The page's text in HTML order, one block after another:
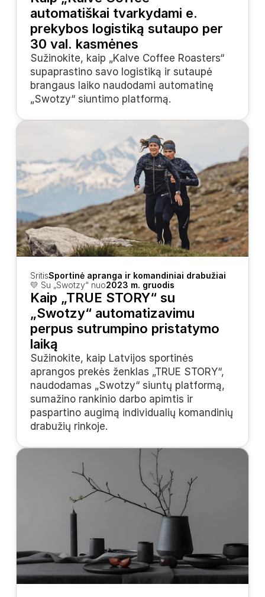
automatiškai tvarkydami e.
prekybos logistiką sutaupo per
30 val. kasmėnes
Sužinokite, kaip „Kalve Coffee Roasters“
supaprastino savo logistiką ir sutaupė
brangaus laiko naudodami automatinę
„Swotzy“ siuntimo platformą.
SritisSportinė apranga ir komandiniai drabužiai
💛 Su „Swotzy“ nuo2023 m. gruodis
Kaip „TRUE STORY“ su
„Swotzy“ automatizavimu
perpus sutrumpino pristatymo
laiką
Sužinokite, kaip Latvijos sportinės
aprangos prekės ženklas „TRUE STORY“,
naudodamas „Swotzy“ siuntų platformą,
sumažino rankinio darbo apimtis ir
paspartino augimą individualių komandinių
drabužių rinkoje.